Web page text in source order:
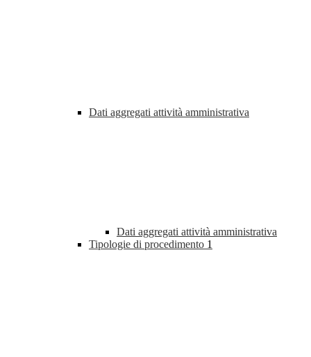
Dati aggregati attività amministrativa
Dati aggregati attività amministrativa
Tipologie di procedimento 1